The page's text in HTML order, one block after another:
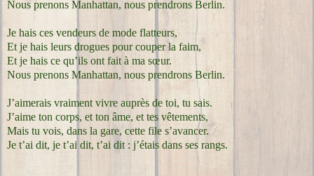
Nous prenons Manhattan, nous prendrons Berlin.
Je hais ces vendeurs de mode flatteurs,
Et je hais leurs drogues pour couper la faim,
Et je hais ce qu’ils ont fait à ma sœur.
Nous prenons Manhattan, nous prendrons Berlin.
J’aimerais vraiment vivre auprès de toi, tu sais.
J’aime ton corps, et ton âme, et tes vêtements,
Mais tu vois, dans la gare, cette file s’avancer.
Je t’ai dit, je t’ai dit, t’ai dit : j’étais dans ses rangs.